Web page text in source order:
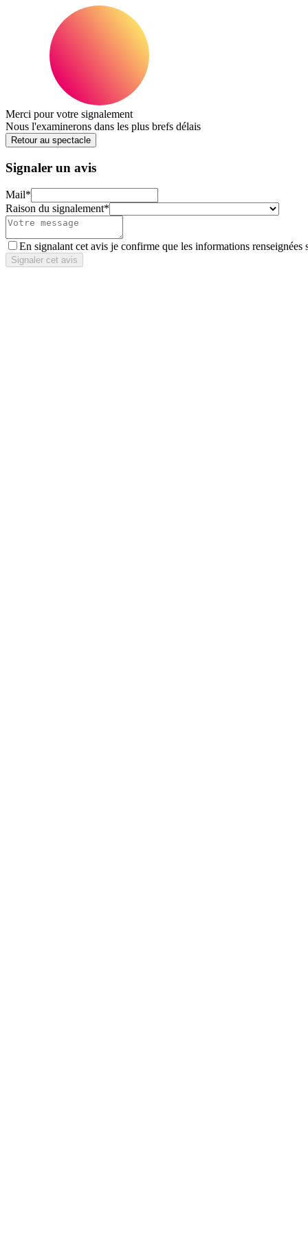
Merci pour votre signalement
Nous l'examinerons dans les plus brefs délais
Retour au spectacle
Signaler un avis
Mail*
Raison du signalement*
En signalant cet avis je confirme que les informations renseignées
Signaler cet avis